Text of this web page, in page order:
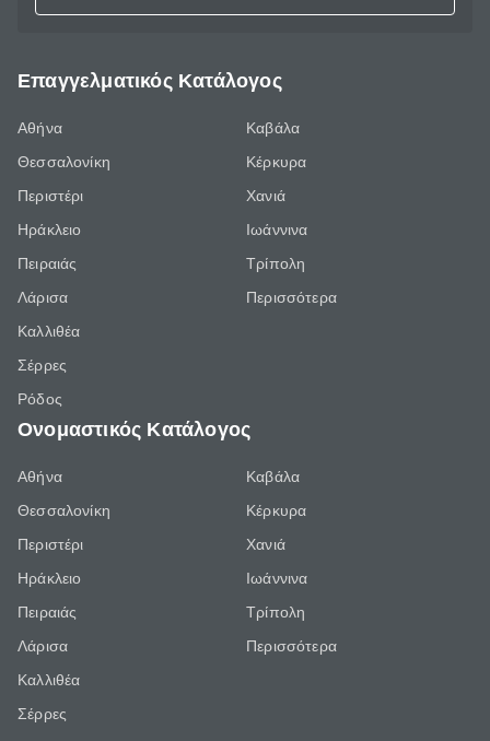
Επαγγελματικός Κατάλογος
Αθήνα
Θεσσαλονίκη
Περιστέρι
Ηράκλειο
Πειραιάς
Λάρισα
Καλλιθέα
Σέρρες
Ρόδος
Καβάλα
Κέρκυρα
Χανιά
Ιωάννινα
Τρίπολη
Περισσότερα
Ονομαστικός Κατάλογος
Αθήνα
Θεσσαλονίκη
Περιστέρι
Ηράκλειο
Πειραιάς
Λάρισα
Καλλιθέα
Σέρρες
Καβάλα
Κέρκυρα
Χανιά
Ιωάννινα
Τρίπολη
Περισσότερα